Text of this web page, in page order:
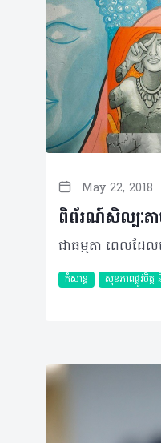
May 22, 2018
ពិព័រណ៍សិល្បៈតា
កំសាន្ត សុខភាពផ្លូវចិត្ត